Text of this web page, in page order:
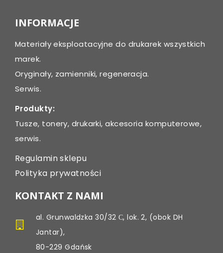
INFORMACJE
Materiały eksploatacyjne do drukarek wszystkich
marek.
Oryginały, zamienniki, regeneracja.
Serwis.
Produkty:
Tusze, tonery, drukarki, akcesoria komputerowe,
serwis.
Regulamin sklepu
Polityka prywatności
KONTAKT Z NAMI
al. Grunwaldzka 30/32 С, lok. 2, (obok DH
Jantar),
80-229 Gdańsk